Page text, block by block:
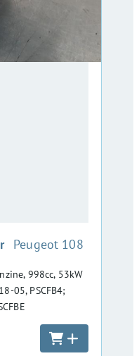
:Peugeot 108
998cc, 53kW
05, PSCFB4;